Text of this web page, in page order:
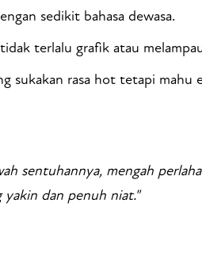
sedikit bahasa dewasa.
terlalu grafik atau
sukakan rasa hot tetapi mahu
sentuhannya, mengah
dan penuh niat."